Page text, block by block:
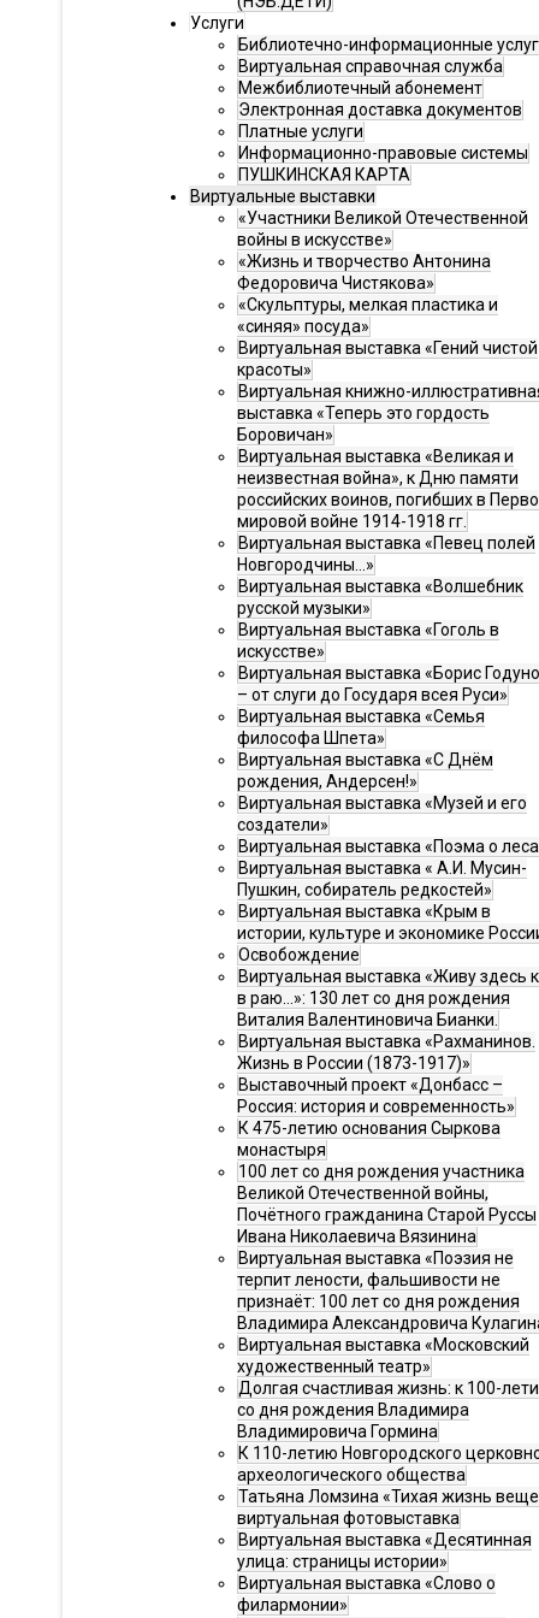
Услуги
Библиотечно-информационные
Виртуальная справочная служба
Межбиблиотечный абонемент
Электронная доставка документов
Платные услуги
Информационно-правовые системы
ПУШКИНСКАЯ КАРТА
Виртуальные выставки
«Участники Великой Отечественной
войны в искусстве»
«Жизнь и творчество Антонина
Федоровича Чистякова»
«Скульптуры, мелкая пластика и
«синяя» посуда»
Виртуальная выставка «Гений чистой
красоты»
Виртуальная книжно-
выставка «Теперь это гордость
Боровичан»
Виртуальная выставка «Великая и
неизвестная война», к Дню памяти
российских воинов, погибших в
мировой войне 1914-1918 гг.
Виртуальная выставка «Певец полей
Новгородчины…»
Виртуальная выставка «Волшебник
русской музыки»
Виртуальная выставка «Гоголь в
искусстве»
Виртуальная выставка «Борис
– от слуги до Государя всея Руси»
Виртуальная выставка «Семья
философа Шпета»
Виртуальная выставка «С Днём
рождения, Андерсен!»
Виртуальная выставка «Музей и его
создатели»
Виртуальная выставка «Поэма о
Виртуальная выставка « А.И. Мусин-
Пушкин, собиратель редкостей»
Виртуальная выставка «Крым в
истории, культуре и экономике
Освобождение
Виртуальная выставка «Живу здесь
в раю…»: 130 лет со дня рождения
Виталия Валентиновича Бианки.
Виртуальная выставка «Рахманинов.
Жизнь в России (1873-1917)»
Выставочный проект «Донбасс –
Россия: история и современность»
К 475-летию основания Сыркова
монастыря
100 лет со дня рождения участника
Великой Отечественной войны,
Почётного гражданина Старой Руссы
Ивана Николаевича Вязинина
Виртуальная выставка «Поэзия не
терпит лености, фальшивости не
признаёт: 100 лет со дня рождения
Владимира Александровича
Виртуальная выставка «Московский
художественный театр»
Долгая счастливая жизнь: к 100-
со дня рождения Владимира
Владимировича Гормина
К 110-летию Новгородского
археологического общества
Татьяна Ломзина «Тихая жизнь
виртуальная фотовыставка
Виртуальная выставка «Десятинная
улица: страницы истории»
Виртуальная выставка «Слово о
филармонии»